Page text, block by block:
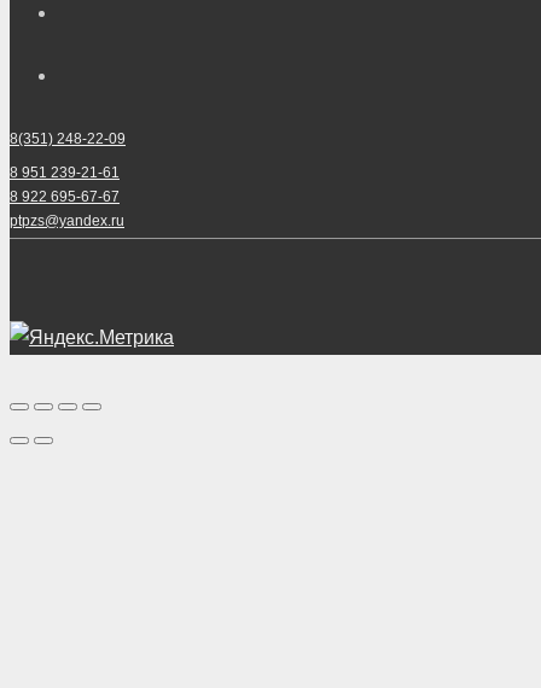
8(351) 248-22-09
8 951 239-21-61
8 922 695-67-67
ptpzs@yandex.ru